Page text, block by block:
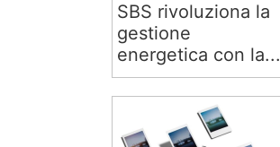
SBS rivoluziona la
gestione
energetica con la...